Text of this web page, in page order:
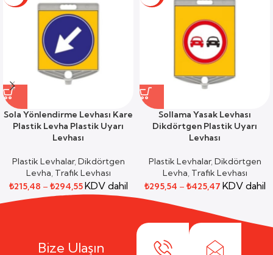
Sola Yönlendirme Levhası Kare
Plastik Levha Plastik Uyarı
Levhası
Plastik Levhalar,Dikdörtgen
Levha, Trafik Levhası
₺215,48 – ₺294,55KDV dahil
Sollama Yasak Levhası
Dikdörtgen Plastik Uyarı
Levhası
Plastik Levhalar,Dikdörtgen
Levha, Trafik Levhası
₺295,54 – ₺425,47 KDV dahil
Bize Ulaşın